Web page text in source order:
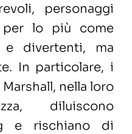
personaggi
lo più come
e divertenti, ma
In particolare, i
nella loro
diluiscono
e rischiano di